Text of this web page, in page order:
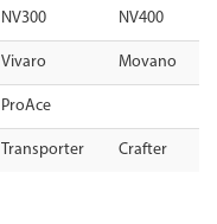
NV300 NV400
Vivaro Movano
ProAce
Transporter Crafter